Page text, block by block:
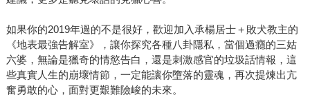
如果你的2019年過的不是很好，歡迎加入承楊居士＋敗犬教主的
《地表最強告解室》，讓你探究各種八卦隱私，當個過癮的三姑
六婆，無論是獵奇的情慾告白，還是刺激感官的垃圾話情報，這
些真實人生的崩壞情節，一定能讓你墮落的靈魂，再次提煉出亢
奮勇敢的心，面對更艱難險峻的未來。